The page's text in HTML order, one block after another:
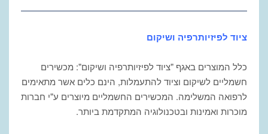
ציוד לפיזיותרפיה ושיקום
כלל המוצרים באגף "ציוד לפיזיותרפיה ושיקום": מכשירים
חשמליים לשיקום וציוד להתעמלות, הינם כלים אשר מתאימים
לרפואה המשלימה. המכשירים החשמליים מיוצרים ע"י חברות
מוכרות ואמינות ובטכנולוגיה המתקדמת ביותר.